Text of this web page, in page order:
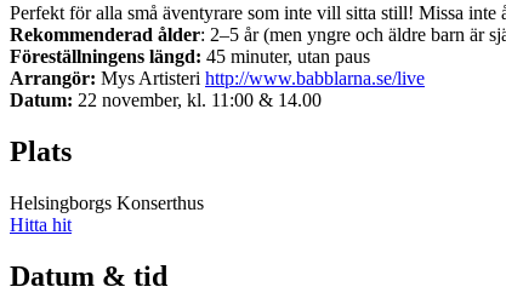
Perfekt för alla små äventyrare som inte vill sitta still! Missa
Rekommenderad ålder: 2–5 år (men yngre och äldre barn är
Föreställningens längd: 45 minuter, utan paus
Arrangör: Mys Artisteri http://www.babblarna.se/live
Datum: 22 november, kl. 11:00 & 14.00
Plats
Helsingborgs Konserthus
Hitta hit
Datum & tid